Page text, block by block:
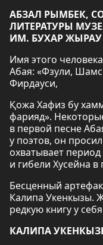
АБЗАЛ РЫМБЕК,
ЛИТЕРАТУРЫ
ИМ. БУХАР ЖЫРАУ
Имя этого
Абая: «Фзули,
Фирдауси,
Қожа Хафиз бу
фарияд».
в первой песне
у поэтов, он
охватывает
и гибели Хусейна в
Бесценный
Калипа Укенкызы.
редкую книгу у
КАЛИПА